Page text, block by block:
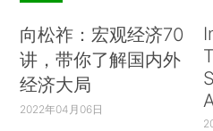
向松祚：宏观经济70
讲，带你了解国内外
经济大局
2022年04月06日